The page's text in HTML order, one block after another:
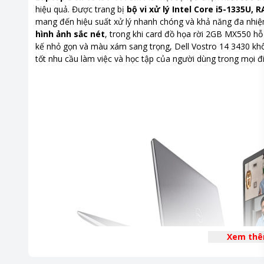
Thời gian bảo hành
12 tháng
Nơi sản xuất
Trung
Kích thước, khối lượng
Dài
hiệu quả. Được trang bị bộ vi xử lý Intel Core i5-1335U,
mang đến hiệu suất xử lý nhanh chóng và khả năng đa
hình ảnh sắc nét, trong khi card đồ họa rời 2GB MX550
kế nhỏ gọn và màu xám sang trọng, Dell Vostro 14 3430
tốt nhu cầu làm việc và học tập của người dùng trong mọi
Xem